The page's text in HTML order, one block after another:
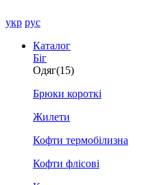
укр рус
Каталог
Біг
Одяг(15)
Брюки короткі
Жилети
Кофти термобілизна
Кофти флісові